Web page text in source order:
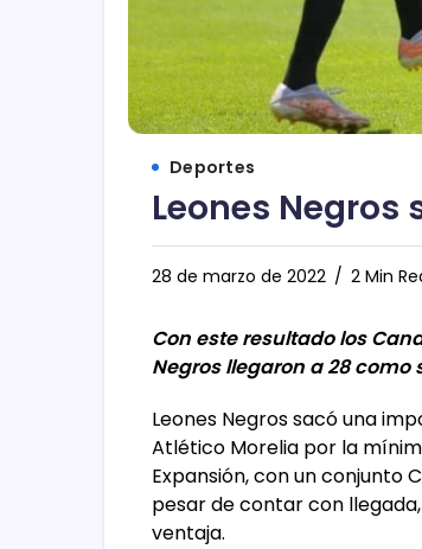
Deportes
Leones
28 de marzo de 2022 2 Min
Con este resultado los
Negros llegaron a 28 como
Leones Negros sacó una
Atlético Morelia por la
Expansión, con un conjunto
pesar de contar con
ventaja.